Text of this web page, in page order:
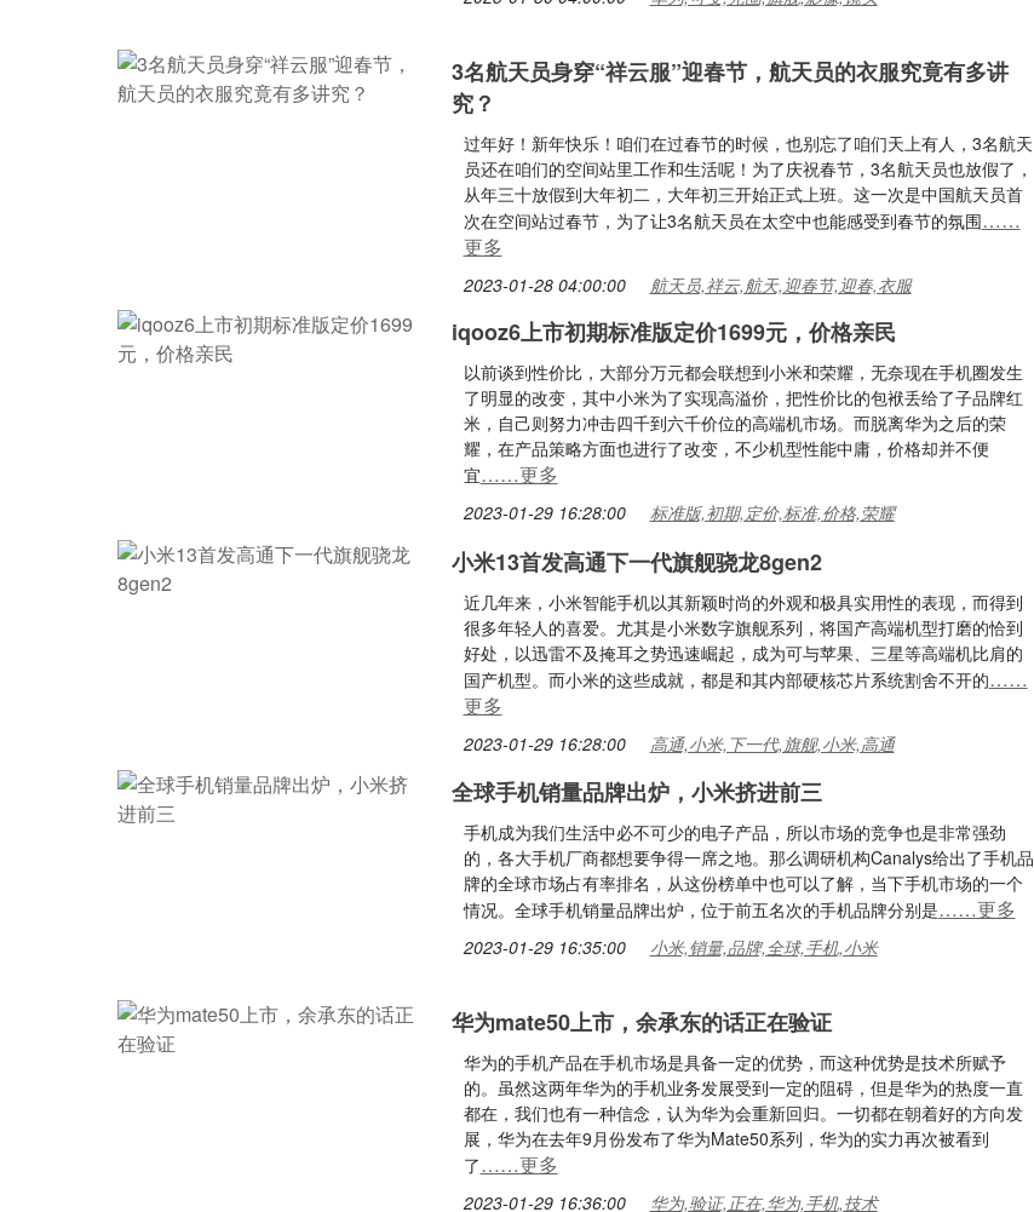
3名航天员身穿“祥云服”迎春节，航天员的衣服究竟有多讲
究？
过年好！新年快乐！咱们在过春节的时候，也别忘了咱们天上有人，3名航天
员还在咱们的空间站里工作和生活呢！为了庆祝春节，3名航天员也放假了，
从年三十放假到大年初二，大年初三开始正式上班。这一次是中国航天员首
次在空间站过春节，为了让3名航天员在太空中也能感受到春节的氛围……
更多
2023-01-28 04:00:00 航天员,祥云,航天,迎春节,迎春,衣服
iqooz6上市初期标准版定价1699元，价格亲民
以前谈到性价比，大部分万元都会联想到小米和荣耀，无奈现在手机圈发生
了明显的改变，其中小米为了实现高溢价，把性价比的包袱丢给了子品牌红
米，自己则努力冲击四千到六千价位的高端机市场。而脱离华为之后的荣
耀，在产品策略方面也进行了改变，不少机型性能中庸，价格却并不便
宜……更多
2023-01-29 16:28:00 标准版,初期,定价,标准,价格,荣耀
小米13首发高通下一代旗舰骁龙8gen2
近几年来，小米智能手机以其新颖时尚的外观和极具实用性的表现，而得到
很多年轻人的喜爱。尤其是小米数字旗舰系列，将国产高端机型打磨的恰到
好处，以迅雷不及掩耳之势迅速崛起，成为可与苹果、三星等高端机比肩的
国产机型。而小米的这些成就，都是和其内部硬核芯片系统割舍不开的……
更多
2023-01-29 16:28:00 高通,小米,下一代,旗舰,小米,高通
全球手机销量品牌出炉，小米挤进前三
手机成为我们生活中必不可少的电子产品，所以市场的竞争也是非常强劲
的，各大手机厂商都想要争得一席之地。那么调研机构Canalys给出了手机品
牌的全球市场占有率排名，从这份榜单中也可以了解，当下手机市场的一个
情况。全球手机销量品牌出炉，位于前五名次的手机品牌分别是……更多
2023-01-29 16:35:00 小米,销量,品牌,全球,手机,小米
华为mate50上市，余承东的话正在验证
华为的手机产品在手机市场是具备一定的优势，而这种优势是技术所赋予
的。虽然这两年华为的手机业务发展受到一定的阻碍，但是华为的热度一直
都在，我们也有一种信念，认为华为会重新回归。一切都在朝着好的方向发
展，华为在去年9月份发布了华为Mate50系列，华为的实力再次被看到
了……更多
2023-01-29 16:36:00 华为,验证,正在,华为,手机,技术